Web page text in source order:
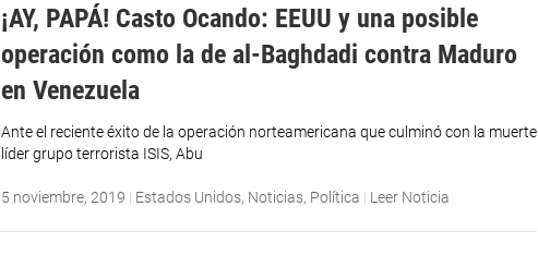
¡AY, PAPÁ! Casto Ocando: EEUU y una posible
operación como la de al-Baghdadi contra Maduro
en Venezuela
Ante el reciente éxito de la operación norteamericana que culminó con la muerte
líder grupo terrorista ISIS, Abu
5 noviembre, 2019 | Estados Unidos, Noticias, Política | Leer Noticia